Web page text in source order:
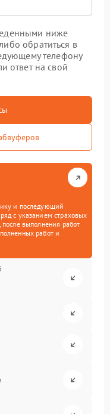
ниже
обратиться в
телефону
ответ на свой
и последующий
с указанием страховых
после выполнения работ
работ и